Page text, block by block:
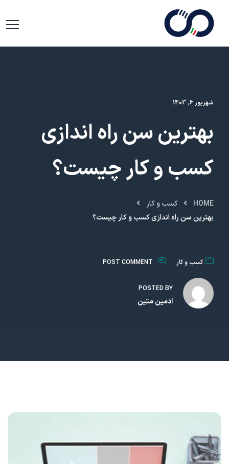
شهریور 6, 1403
بهترین سن راه اندازی
کسب و کار چیست؟
HOME
کسب و کار
بهترین سن راه اندازی کسب و کار چیست؟
کسب و کار POST COMMENT
POSTED BY
ادمین متین